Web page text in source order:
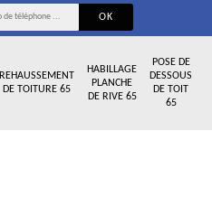
REHAUSSEMENT
DE TOITURE 65
HABILLAGE
PLANCHE
DE RIVE 65
POSE DE
DESSOUS
DE TOIT
65